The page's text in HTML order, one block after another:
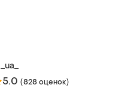
5.0 (828 оценок)